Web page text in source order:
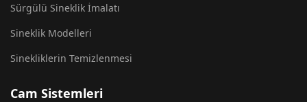
Sürgülü Sineklik İmalatı
Sineklik Modelleri
Sinekliklerin Temizlenmesi
Cam Sistemleri